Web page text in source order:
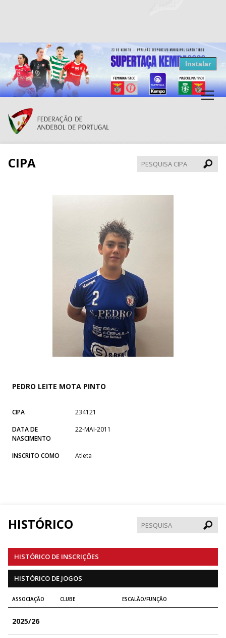
Resultados Andebol
Federação de Andebol de Portugal
Grátis - Disponivel na Play Store
Instalar
CIPA
CIPA
PEDRO LEITE MOTA PINTO
CIPA
234121
DATA DE
NASCIMENTO
22-MAI-2011
INSCRITO COMO Atleta
HISTÓRICO
HISTÓRICO DE INSCRIÇÕES
HISTÓRICO DE JOGOS
ASSOCIAÇÃO CLUBE ESCALÃO/FUNÇÃO
2025/26